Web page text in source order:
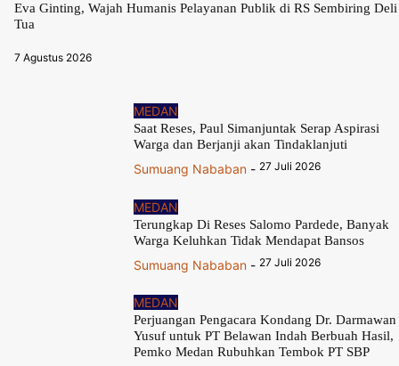
Eva Ginting, Wajah Humanis Pelayanan Publik di RS Sembiring Deli
Tua
7 Agustus 2026
MEDAN
Saat Reses, Paul Simanjuntak Serap Aspirasi
Warga dan Berjanji akan Tindaklanjuti
Sumuang Nababan - 27 Juli 2026
MEDAN
Terungkap Di Reses Salomo Pardede, Banyak
Warga Keluhkan Tidak Mendapat Bansos
Sumuang Nababan - 27 Juli 2026
MEDAN
Perjuangan Pengacara Kondang Dr. Darmawan
Yusuf untuk PT Belawan Indah Berbuah Hasil,
Pemko Medan Rubuhkan Tembok PT SBP